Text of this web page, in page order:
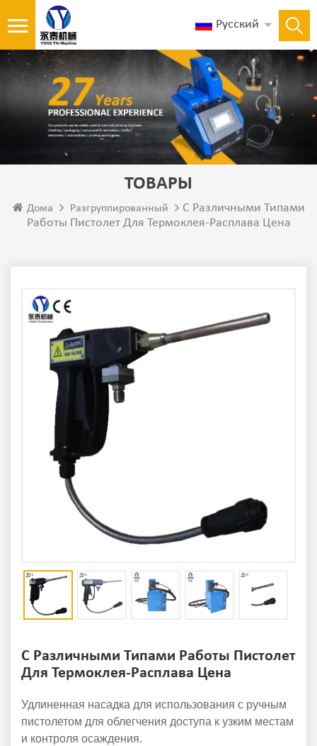
Русский
ТОВАРЫ
Дома Разгруппированный
С Различными Типами
Работы Пистолет Для Термоклея-Расплава Цена
С Различными Типами Работы Пистолет
Для Термоклея-Расплава Цена
Удлиненная насадка для использования с ручным
пистолетом для облегчения доступа к узким местам
и контроля осаждения.